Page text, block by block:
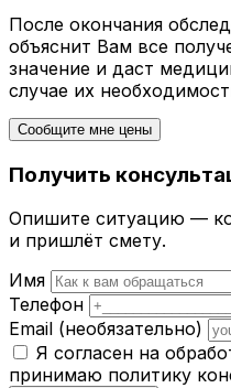
После окончания
объяснит Вам все
значение и даст
случае их
Сообщите мне цены
Получить
Опишите ситуацию —
и пришлёт смету.
Имя
Телефон
Email (необязательно)
Я согласен на
принимаю политику